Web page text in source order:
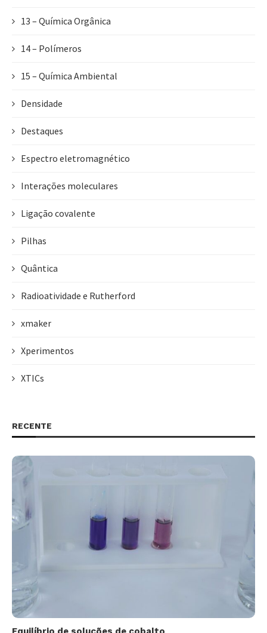
13 – Química Orgânica
14 – Polímeros
15 – Química Ambiental
Densidade
Destaques
Espectro eletromagnético
Interações moleculares
Ligação covalente
Pilhas
Quântica
Radioatividade e Rutherford
xmaker
Xperimentos
XTICs
RECENTE